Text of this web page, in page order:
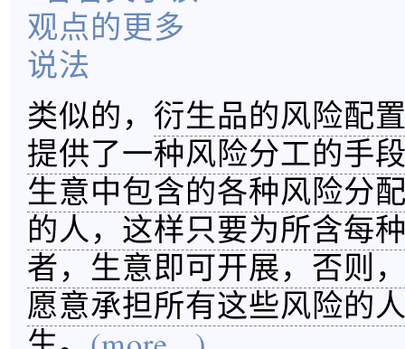
类似的， 衍生品的风险配
提供了一种风险分工的手
生意中包含的各种风险分
的人，这样只要为所含每
者，生意即可开展，否则
愿意承担所有这些风险的